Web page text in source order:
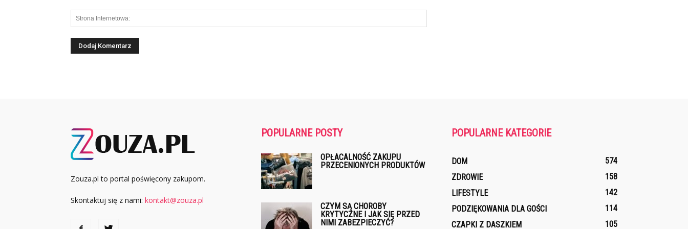
Zouza.pl to portal poświęcony zakupom.
Skontaktuj się z nami: kontakt@zouza.pl
POPULARNE POSTY
OPŁACALNOŚĆ ZAKUPU
PRZECENIONYCH PRODUKTÓW
CZYM SĄ CHOROBY
KRYTYCZNE I JAK SIĘ PRZED
NIMI ZABEZPIECZYĆ?
POPULARNE KATEGORIE
DOM
574
ZDROWIE
158
LIFESTYLE
142
PODZIĘKOWANIA DLA GOŚCI
114
CZAPKI Z DASZKIEM
105